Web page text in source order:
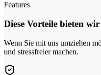
Features
Diese Vorteile bieten
Wenn Sie mit uns umziehen
und stressfreier machen.